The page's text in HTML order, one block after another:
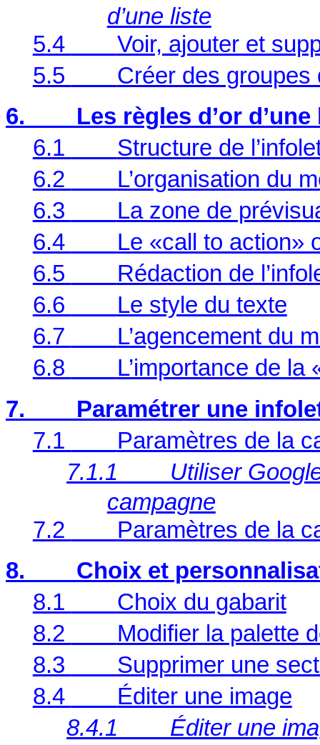
d’une liste
5.4
Voir, ajouter et
5.5
Créer des
6.
Les règles d’or
6.1
Structure de
6.2
L’organisation du
6.3
La zone de
6.4
Le «call to action»
6.5
Rédaction de
6.6
Le style du texte
6.7
L’agencement du
6.8
L’importance de la
7.
Paramétrer une
7.1
Paramètres de la
7.1.1
Utiliser
campagne
7.2
Paramètres de la
8.
Choix et
8.1
Choix du gabarit
8.2
Modifier la palette
8.3
Supprimer une
8.4
Éditer une image
8.4.1
Éditer une